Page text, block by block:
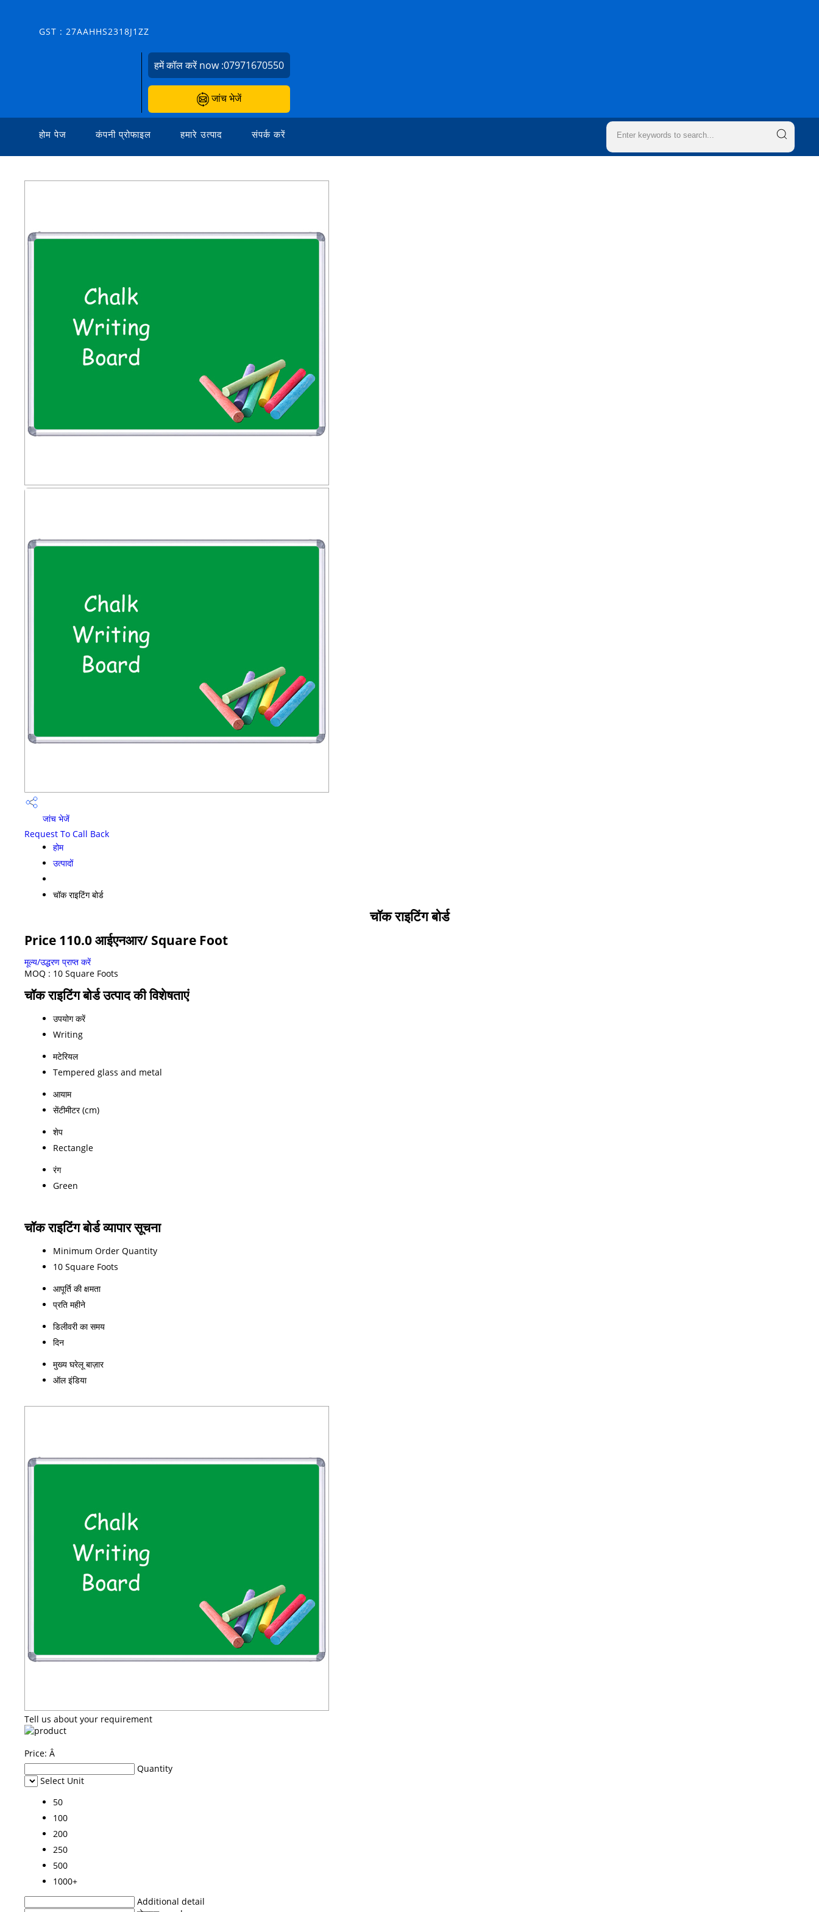
GST : 27AAHHS2318J1ZZ
हमें कॉल करें now :07971670550
जांच भेजें
होम पेज कंपनी प्रोफाइल हमारे उत्पाद संपर्क करें
जांच भेजें
Request To Call Back
होम
उत्पादों
चॉक राइटिंग बोर्ड
चॉक राइटिंग बोर्ड
Price 110.0 आईएनआर/ Square Foot
मूल्य/उद्धरण प्राप्त करें
MOQ : 10 Square Foots
चॉक राइटिंग बोर्ड उत्पाद की विशेषताएं
उपयोग करें
Writing
मटेरियल
Tempered glass and metal
आयाम
सेंटीमीटर (cm)
शेप
Rectangle
रंग
Green
चॉक राइटिंग बोर्ड व्यापार सूचना
Minimum Order Quantity
10 Square Foots
आपूर्ति की क्षमता
प्रति महीने
डिलीवरी का समय
दिन
मुख्य घरेलू बाज़ार
ऑल इंडिया
Tell us about your requirement
Price: Â
Quantity
Select Unit
50
100
200
250
500
1000+
Additional detail